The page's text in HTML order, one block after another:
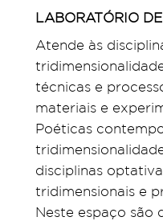
LABORATÓRIO
Atende às
técnicas e
materiais e
Poéticas
disciplinas
tridimensionais e
Neste espaço são